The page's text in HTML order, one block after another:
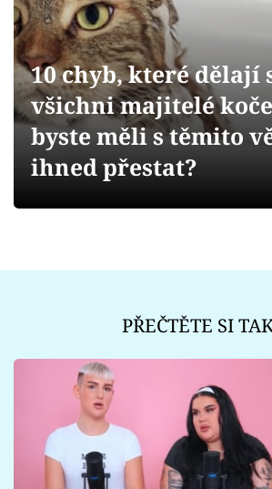
Sex a vztahy
Videa
Sledujte prima+
Přihlášení
10 chyb, které dělají
všichni majitelé
byste měli s těmito
ihned přestat?
PŘEČTĚTE SI